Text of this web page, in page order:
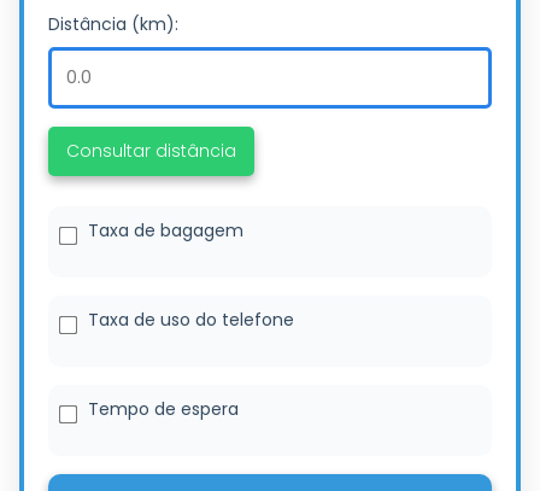
Distância (km):
Consultar distância
Taxa de bagagem
Taxa de uso do telefone
Tempo de espera